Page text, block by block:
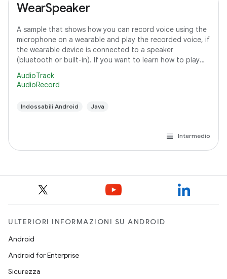
WearSpeaker
A sample that shows how you can record voice using the
microphone on a wearable and play the recorded voice, if
the wearable device is connected to a speaker
(bluetooth or built-in). If you want to learn how to play
AudioTrack
AudioRecord
Indossabili Android Java
Intermedio
ULTERIORI INFORMAZIONI SU ANDROID
Android
Android for Enterprise
Sicurezza